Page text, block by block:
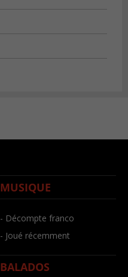
MUSIQUE
- Décompte franco
- Joué récemment
BALADOS